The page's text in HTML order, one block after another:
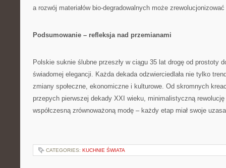
a rozwój materiałów bio-degradowalnych może zrewolucjonizować
Podsumowanie – refleksja nad przemianami
Polskie suknie ślubne przeszły w ciągu 35 lat drogę od prostoty
świadomej elegancji. Każda dekada odzwierciedlała nie tylko
zmiany społeczne, ekonomiczne i kulturowe. Od skromnych
przepych pierwszej dekady XXI wieku, minimalistyczną
współczesną zrównoważoną modę – każdy etap miał swoje
CATEGORIES: KUCHNIE ŚWIATA